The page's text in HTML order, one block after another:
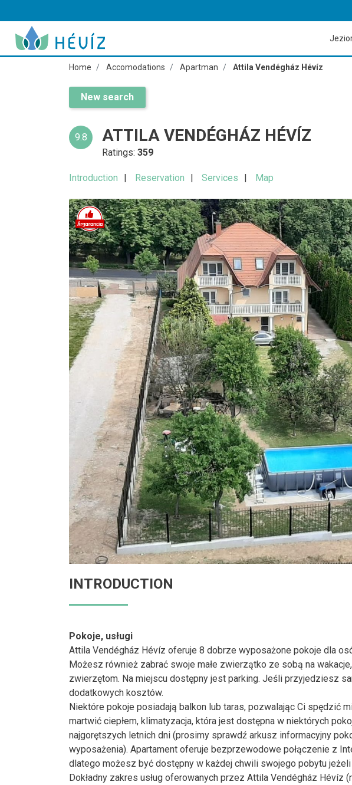
Home Accomodations Apartman Attila Vendégház Hévíz
New search
9.8 ATTILA VENDÉGHÁZ HÉVÍZ
Ratings:359
Introduction Reservation Services Map
INTRODUCTION
Pokoje, usługi
Attila Vendégház Hévíz oferuje 8 dobrze wyposażone pokoje dla
Możesz również zabrać swoje małe zwierzątko ze sobą na
zwierzętom. Na miejscu dostępny jest parking. Jeśli przyjedziesz
dodatkowych kosztów.
Niektóre pokoje posiadają balkon lub taras, pozwalając Ci spędzić
martwić ciepłem, klimatyzacja, która jest dostępna w niektórych
najgorętszych letnich dni (prosimy sprawdź arkusz informacyjny
wyposażenia). Apartament oferuje bezprzewodowe połączenie z
dlatego możesz być dostępny w każdej chwili swojego pobytu
Dokładny zakres usług oferowanych przez Attila Vendégház Hévíz